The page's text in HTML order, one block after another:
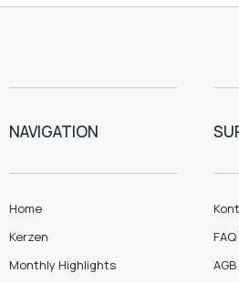
NAVIGATION
Home
Kerzen
Monthly Highlights
AGB